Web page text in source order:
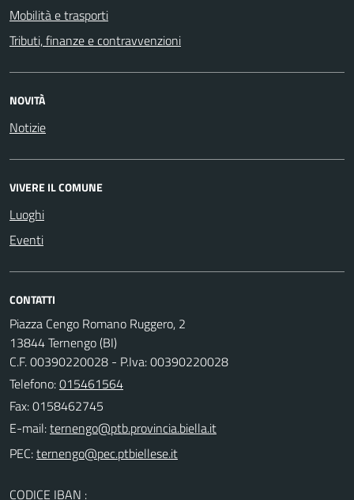
Mobilità e trasporti
Tributi, finanze e contravvenzioni
NOVITÀ
Notizie
VIVERE IL COMUNE
Luoghi
Eventi
CONTATTI
Piazza Cengo Romano Ruggero, 2
13844 Ternengo (BI)
C.F. 00390220028 - P.Iva: 00390220028
Telefono:015461564
Fax: 0158462745
E-mail:
PEC:
CODICE IBAN :